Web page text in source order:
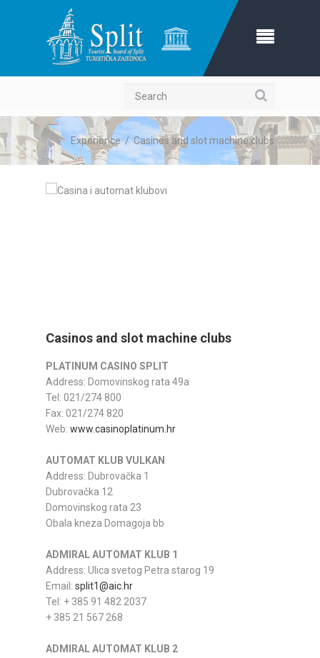
Search
Experience/Casinos and slot machine clubs
Casinos and slot machine clubs
PLATINUM CASINO SPLIT
Address: Domovinskog rata 49a
Tel: 021/274 ­800
Fax: 021/274 ­820
Web: www.casinoplatinum.hr
AUTOMAT KLUB VULKAN
Address: Dubrovačka 1
Dubrovačka 12
Domovinskog rata 23
Obala kneza Domagoja bb
ADMIRAL AUTOMAT KLUB 1
Address: Ulica svetog Petra starog 19
E­mail: split1@aic.hr
Tel: + 385 91 482 2037
+ 385 21 567 268
ADMIRAL AUTOMAT KLUB 2